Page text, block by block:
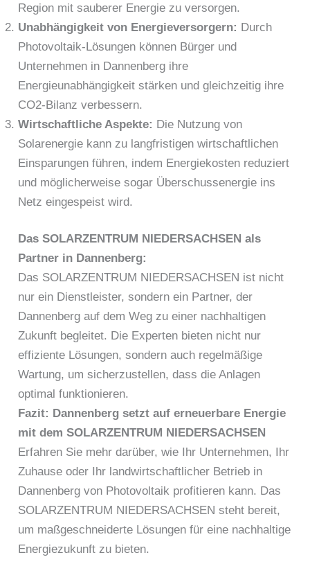
Region mit sauberer Energie zu versorgen.
Unabhängigkeit von Energieversorgern: Durch
Photovoltaik-Lösungen können Bürger und
Unternehmen in Dannenberg ihre
Energieunabhängigkeit stärken und gleichzeitig ihre
CO2-Bilanz verbessern.
Wirtschaftliche Aspekte: Die Nutzung von
Solarenergie kann zu langfristigen wirtschaftlichen
Einsparungen führen, indem Energiekosten reduziert
und möglicherweise sogar Überschussenergie ins
Netz eingespeist wird.
Das SOLARZENTRUM NIEDERSACHSEN als
Partner in Dannenberg:
Das SOLARZENTRUM NIEDERSACHSEN ist nicht
nur ein Dienstleister, sondern ein Partner, der
Dannenberg auf dem Weg zu einer nachhaltigen
Zukunft begleitet. Die Experten bieten nicht nur
effiziente Lösungen, sondern auch regelmäßige
Wartung, um sicherzustellen, dass die Anlagen
optimal funktionieren.
Fazit: Dannenberg setzt auf erneuerbare Energie
mit dem SOLARZENTRUM NIEDERSACHSEN
Erfahren Sie mehr darüber, wie Ihr Unternehmen, Ihr
Zuhause oder Ihr landwirtschaftlicher Betrieb in
Dannenberg von Photovoltaik profitieren kann. Das
SOLARZENTRUM NIEDERSACHSEN steht bereit,
um maßgeschneiderte Lösungen für eine nachhaltige
Energiezukunft zu bieten.